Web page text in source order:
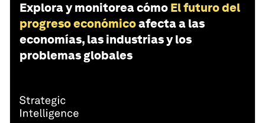
Explora y monitorea cómo El futuro del
progreso económicoafecta a las
economías, las industrias y los
problemas globales